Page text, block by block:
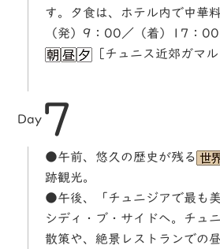
す。夕食は、ホテル内で中華
（発）9：00／（着）17：00
［チュニス近郊ガマ
Day 7
●午前、悠久の歴史が残る
跡観光。
●午後、「チュニジアで最も
シディ・ブ・サイドへ。チュ
散策や、絶景レストランでの